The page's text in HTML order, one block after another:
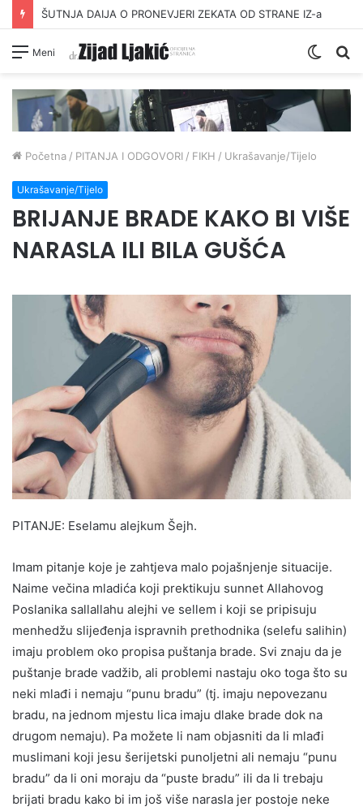
ŠUTNJA DAIJA O PRONEVJERI ZEKATA OD STRANE IZ-a
Meni
Switch
Početna / PITANJA I ODGOVORI / FIKH / Ukrašavanje/Tijelo
Ukrašavanje/Tijelo
BRIJANJE BRADE KAKO BI VIŠE
NARASLA ILI BILA GUŠĆA
PITANJE: Eselamu alejkum Šejh.
Imam pitanje koje je zahtjeva malo pojašnjenje situacije.
Naime večina mladića koji prektikuju sunnet Allahovog
Poslanika sallallahu alejhi ve sellem i koji se pripisuju
menhedžu slijeđenja ispravnih prethodnika (selefu salihin)
imaju problem oko propisa puštanja brade. Svi znaju da je
puštanje brade vadžib, ali problemi nastaju oko toga što su
neki mlađi i nemaju “punu bradu” (tj. imaju nepovezanu
bradu, na jednom mjestu lica imaju dlake brade dok na
drugom nemaju). Pa možete li nam objasniti da li mlađi
muslimani koji jesu šerijetski punoljetni ali nemaju “punu
bradu” da li oni moraju da “puste bradu” ili da li trebaju
brijati bradu kako bi im još više narasla jer postoje neke